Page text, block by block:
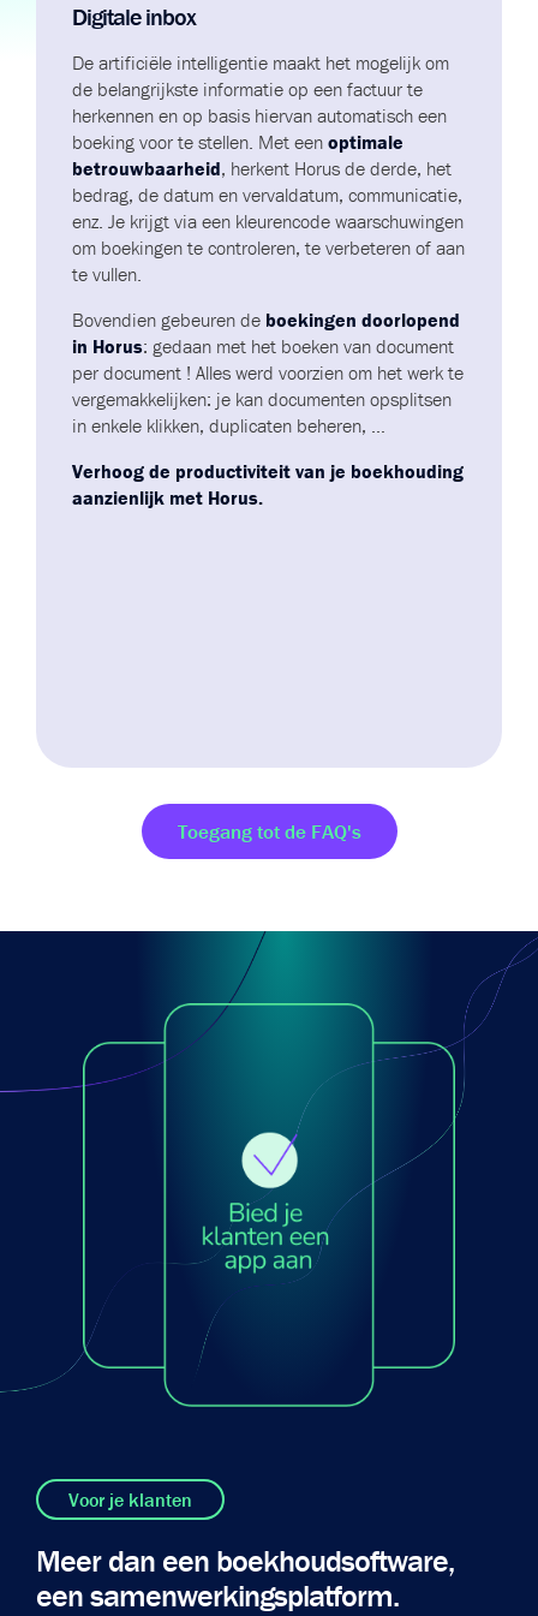
Digitale inbox
De artificiële intelligentie maakt het mogelijk om
de belangrijkste informatie op een factuur te
herkennen en op basis hiervan automatisch een
boeking voor te stellen. Met een optimale
betrouwbaarheid, herkent Horus de derde, het
bedrag, de datum en vervaldatum, communicatie,
enz. Je krijgt via een kleurencode waarschuwingen
om boekingen te controleren, te verbeteren of aan
te vullen.
Bovendien gebeuren de boekingen doorlopend
in Horus: gedaan met het boeken van document
per document ! Alles werd voorzien om het werk te
vergemakkelijken: je kan documenten opsplitsen
in enkele klikken, duplicaten beheren, …
Verhoog de productiviteit van je boekhouding
aanzienlijk met Horus.
Toegang tot de FAQ's
Voor je klanten
Meer dan een boekhoudsoftware,
een samenwerkingsplatform.